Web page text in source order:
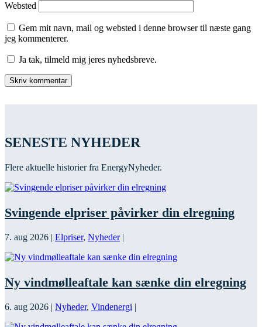
Websted
Gem mit navn, mail og websted i denne browser til næste gang
jeg kommenterer.
Ja tak, tilmeld mig jeres nyhedsbreve.
SENESTE NYHEDER
Flere aktuelle historier fra EnergyNyheder.
Svingende elpriser påvirker din elregning
7. aug 2026 | Elpriser, Nyheder|
Ny vindmølleaftale kan sænke din elregning
6. aug 2026 | Nyheder, Vindenergi |